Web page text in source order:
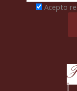
Acepto